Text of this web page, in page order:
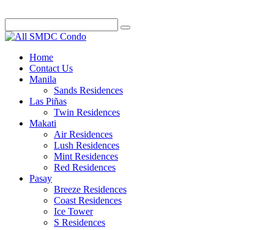
Home
Contact Us
Manila
Sands Residences
Las Piñas
Twin Residences
Makati
Air Residences
Lush Residences
Mint Residences
Red Residences
Pasay
Breeze Residences
Coast Residences
Ice Tower
S Residences